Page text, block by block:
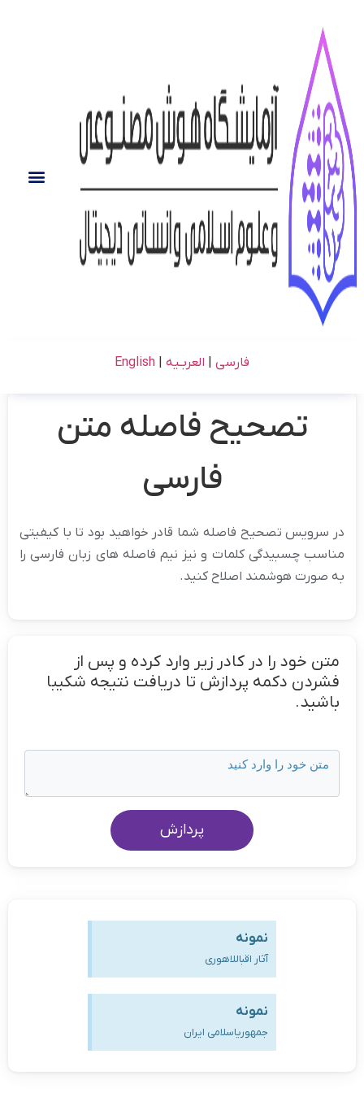
فارسی العربـیه English
تصحیح فاصله متن
فارسی
در سرویس تصحیح فاصله شما قادر خواهید بود تا با کیفیتی
مناسب چسبیدگی کلمات و نیز نیم فاصله های زبان فارسی را
به صورت هوشمند اصلاح کنید.
متن خود را در کادر زیر وارد کرده و پس از
فشردن دکمه پردازش تا دریافت نتیجه شکیبا
باشید.
پردازش
نمونه
آثار اقباللاهوری
نمونه
جمهوریاسلامی ایران